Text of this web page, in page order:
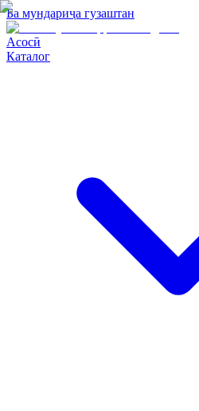
Ба мундариҷа гузаштан
Асосӣ
Каталог